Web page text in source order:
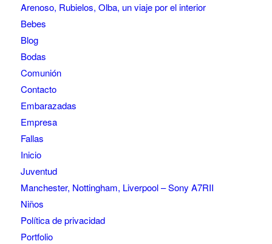
Arenoso, Rubielos, Olba, un viaje por el interior
Bebes
Blog
Bodas
Comunión
Contacto
Embarazadas
Empresa
Fallas
Inicio
Juventud
Manchester, Nottingham, Liverpool – Sony A7RII
Niños
Política de privacidad
Portfolio